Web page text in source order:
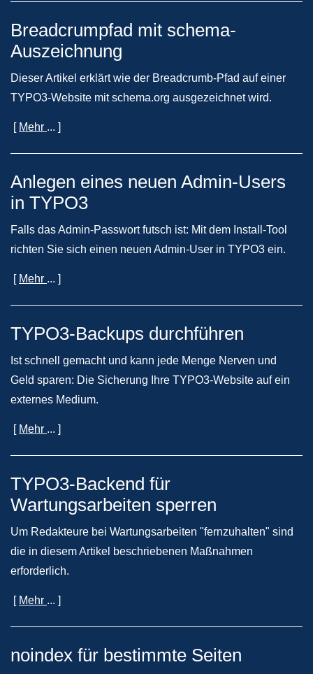
Breadcrumpfad mit schema-
Auszeichnung
Dieser Artikel erklärt wie der Breadcrumb-Pfad auf einer
TYPO3-Website mit schema.org ausgezeichnet wird.
[ Mehr ... ]
Anlegen eines neuen Admin-Users
in TYPO3
Falls das Admin-Passwort futsch ist: Mit dem Install-Tool
richten Sie sich einen neuen Admin-User in TYPO3 ein.
[ Mehr ... ]
TYPO3-Backups durchführen
Ist schnell gemacht und kann jede Menge Nerven und
Geld sparen: Die Sicherung Ihre TYPO3-Website auf ein
externes Medium.
[ Mehr ... ]
TYPO3-Backend für
Wartungsarbeiten sperren
Um Redakteure bei Wartungsarbeiten "fernzuhalten" sind
die in diesem Artikel beschriebenen Maßnahmen
erforderlich.
[ Mehr ... ]
noindex für bestimmte Seiten